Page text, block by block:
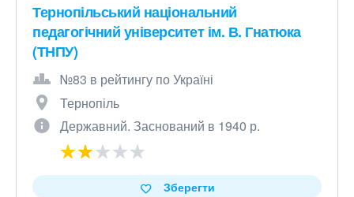
Тернопільський національний
педагогічний університет ім. В. Гнатюка
(ТНПУ)
№83 в рейтингу по Україні
Тернопіль
Державний. Заснований в 1940 р.
Зберегти